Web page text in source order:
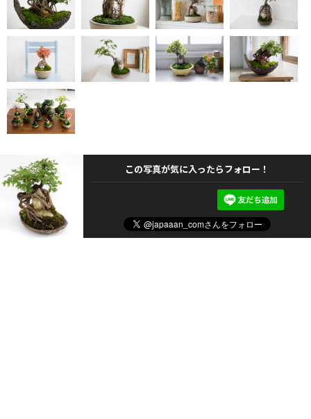
この写真が気に入ったらフォロー！